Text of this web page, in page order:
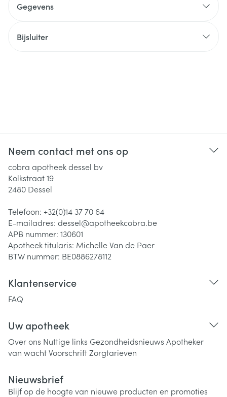
Gegevens
Bijsluiter
Neem contact met ons op
cobra apotheek dessel bv
Kolkstraat 19
2480 Dessel
Telefoon: +32(0)14 37 70 64
E-mailadres: dessel@apotheekcobra.be
APB nummer: 130601
Apotheek titularis: Michelle Van de Paer
BTW nummer: BE0886278112
Klantenservice
FAQ
Uw apotheek
Over ons Nuttige links Gezondheidsnieuws Apotheker
van wachtVoorschriftZorgtarieven
Nieuwsbrief
Blijf op de hoogte van nieuwe producten en promoties